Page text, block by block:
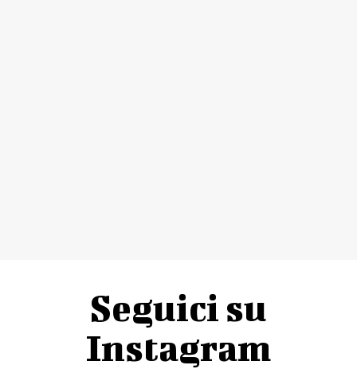
Seguici su
Instagram